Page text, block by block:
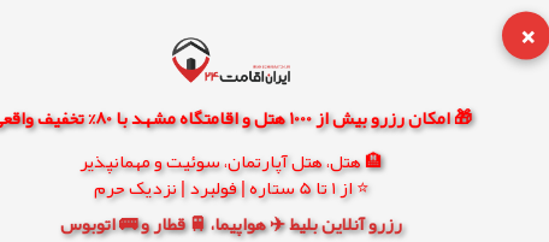
×
🎁 امکان رزرو بیش از 1000 هتل و اقامتگاه مشهد با 80% تخفیف واقعی
🏨 هتل، هتل آپارتمان، سوئیت و مهمانپذیر
⭐ از 1 تا 5 ستاره | فولبرد | نزدیک حرم
رزرو آنلاین بلیط ✈️ هواپیما، 🚆 قطار و 🚌 اتوبوس